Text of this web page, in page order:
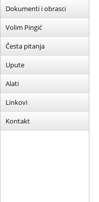
Dokumenti i obrasci
Volim Pingić
Česta pitanja
Upute
Alati
Linkovi
Kontakt